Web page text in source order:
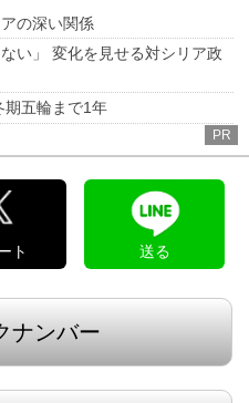
の深い関係
い」 変化を見せる対シリア政
期五輪まで1年
PR
ト 送る
ナンバー